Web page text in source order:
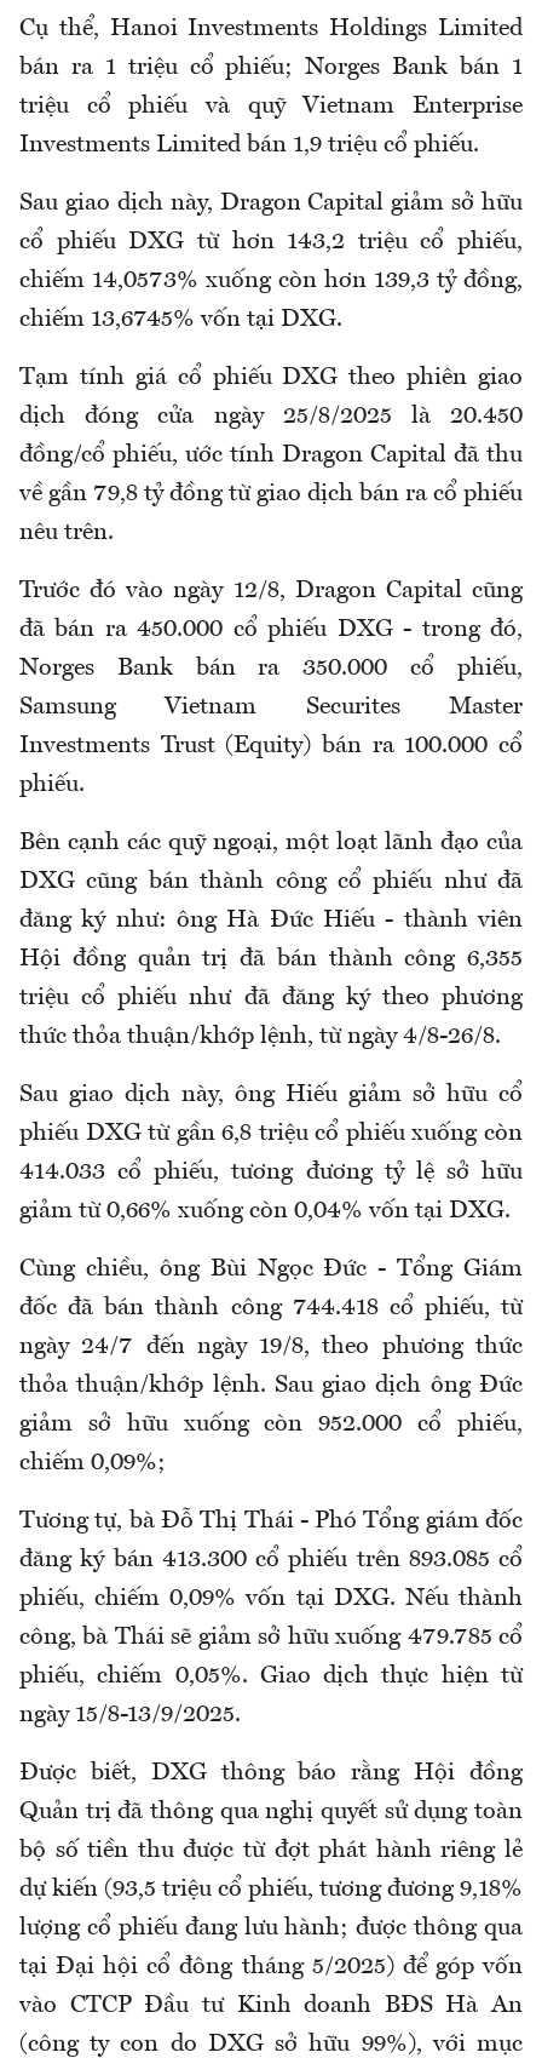
Cụ thể, Hanoi Investments Holdings Limited
bán ra 1 triệu cổ phiếu; Norges Bank bán 1
triệu cổ phiếu và quỹ Vietnam Enterprise
Investments Limited bán 1,9 triệu cổ phiếu.
Sau giao dịch này, Dragon Capital giảm sở hữu
cổ phiếu DXG từ hơn 143,2 triệu cổ phiếu,
chiếm 14,0573% xuống còn hơn 139,3 tỷ đồng,
chiếm 13,6745% vốn tại DXG.
Tạm tính giá cổ phiếu DXG theo phiên giao
dịch đóng cửa ngày 25/8/2025 là 20.450
đồng/cổ phiếu, ước tính Dragon Capital đã thu
về gần 79,8 tỷ đồng từ giao dịch bán ra cổ phiếu
nêu trên.
Trước đó vào ngày 12/8, Dragon Capital cũng
đã bán ra 450.000 cổ phiếu DXG - trong đó,
Norges Bank bán ra 350.000 cổ phiếu,
Samsung Vietnam Securites Master
Investments Trust (Equity) bán ra 100.000 cổ
phiếu.
Bên cạnh các quỹ ngoại, một loạt lãnh đạo của
DXG cũng bán thành công cổ phiếu như đã
đăng ký như: ông Hà Đức Hiếu - thành viên
Hội đồng quản trị đã bán thành công 6,355
triệu cổ phiếu như đã đăng ký theo phương
thức thỏa thuận/khớp lệnh, từ ngày 4/8-26/8.
Sau giao dịch này, ông Hiếu giảm sở hữu cổ
phiếu DXG từ gần 6,8 triệu cổ phiếu xuống còn
414.033 cổ phiếu, tương đương tỷ lệ sở hữu
giảm từ 0,66% xuống còn 0,04% vốn tại DXG.
Cùng chiều, ông Bùi Ngọc Đức - Tổng Giám
đốc đã bán thành công 744.418 cổ phiếu, từ
ngày 24/7 đến ngày 19/8, theo phương thức
thỏa thuận/khớp lệnh. Sau giao dịch ông Đức
giảm sở hữu xuống còn 952.000 cổ phiếu,
chiếm 0,09%;
Tương tự, bà Đỗ Thị Thái - Phó Tổng giám đốc
đăng ký bán 413.300 cổ phiếu trên 893.085 cổ
phiếu, chiếm 0,09% vốn tại DXG. Nếu thành
công, bà Thái sẽ giảm sở hữu xuống 479.785 cổ
phiếu, chiếm 0,05%. Giao dịch thực hiện từ
ngày 15/8-13/9/2025.
Được biết, DXG thông báo rằng Hội đồng
Quản trị đã thông qua nghị quyết sử dụng toàn
bộ số tiền thu được từ đợt phát hành riêng lẻ
dự kiến (93,5 triệu cổ phiếu, tương đương 9,18%
lượng cổ phiếu đang lưu hành; được thông qua
tại Đại hội cổ đông tháng 5/2025) để góp vốn
vào CTCP Đầu tư Kinh doanh BĐS Hà An
(công ty con do DXG sở hữu 99%), với mục